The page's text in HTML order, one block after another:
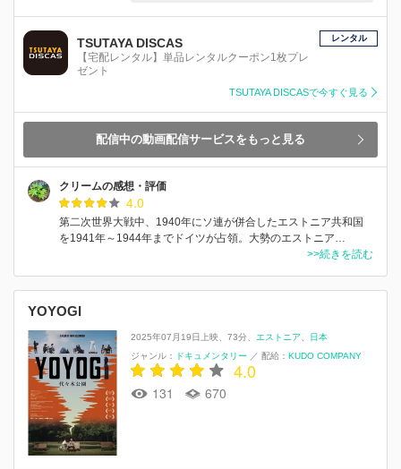
TSUTAYA DISCAS
【宅配レンタル】単品レンタルクーポン1枚プレ
ゼント
レンタル
TSUTAYA DISCASで今すぐ見る
配信中の動画配信サービスをもっと見る
クリームの感想・評価
4.0
第二次世界大戦中、1940年にソ連が併合したエストニア共和国
を1941年～1944年までドイツが占領。大勢のエストニア…
>>続きを読む
YOYOGI
2025年07月19日上映 73分 エストニア
日本
ジャンル：
ドキュメンタリー ／ 配給： KUDO COMPANY
4.0
131 670